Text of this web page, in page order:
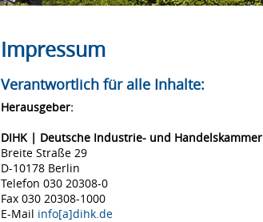
Impressum
Verantwortlich für alle Inhalte:
Herausgeber:
DIHK | Deutsche Industrie- und Handelskammer
Breite Straße 29
D-10178 Berlin
Telefon 030 20308-0
Fax 030 20308-1000
E-Mail info[a]dihk.de